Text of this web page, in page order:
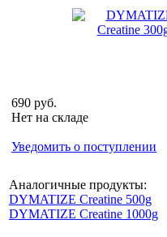
690 руб.
Нет на складе
Уведомить о поступлении
Аналогичные продукты:
DYMATIZE Creatine 500g
DYMATIZE Creatine 1000g